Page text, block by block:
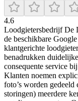
4.6
Loodgietersbedrijf De
de beschikbare
klantgerichte
benadrukken
consequente service
Klanten noemen
foto’s worden
storingen) meerdere